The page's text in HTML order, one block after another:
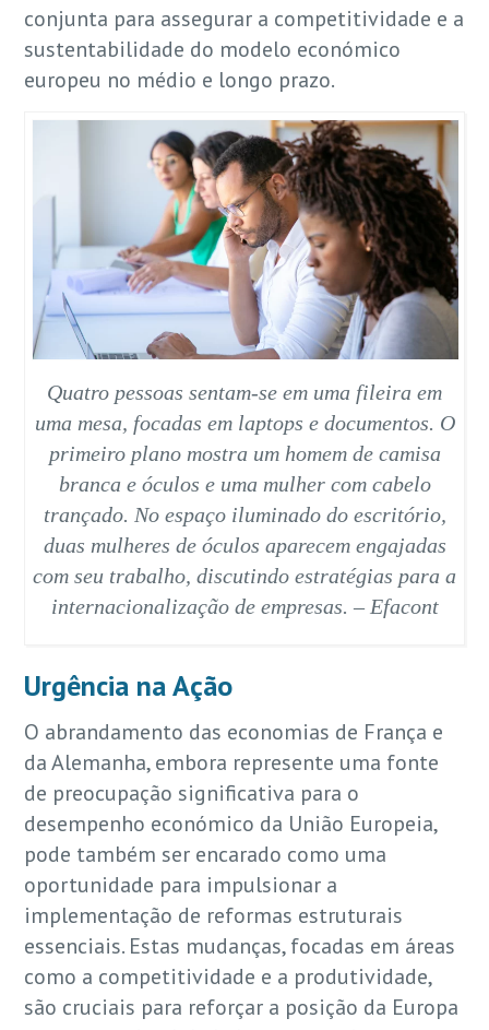
conjunta para assegurar a competitividade e a
sustentabilidade do modelo económico
europeu no médio e longo prazo.
Quatro pessoas sentam-se em uma fileira em
uma mesa, focadas em laptops e documentos. O
primeiro plano mostra um homem de camisa
branca e óculos e uma mulher com cabelo
trançado. No espaço iluminado do escritório,
duas mulheres de óculos aparecem engajadas
com seu trabalho, discutindo estratégias para a
internacionalização de empresas. – Efacont
Urgência na Ação
O abrandamento das economias de França e
da Alemanha, embora represente uma fonte
de preocupação significativa para o
desempenho económico da União Europeia,
pode também ser encarado como uma
oportunidade para impulsionar a
implementação de reformas estruturais
essenciais. Estas mudanças, focadas em áreas
como a competitividade e a produtividade,
são cruciais para reforçar a posição da Europa